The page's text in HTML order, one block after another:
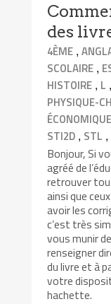
des
4ÈME ,
SCOLAIRE ,
HISTOIRE , L ,
PHYSIQUE-
STI2D , STL ,
Bonjour, Si
agréé de
retrouver
ainsi que
avoir les
c’est très
vous munir
renseigner
du livre et à
votre
hachette.